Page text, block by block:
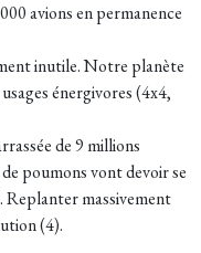
avions en permanence
inutile. Notre planète
énergivores (4x4,
de 9 millions
poumons vont devoir se
massivement
(4).